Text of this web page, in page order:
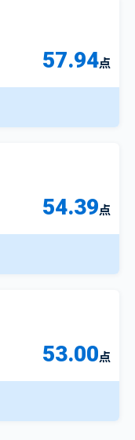
57.94点
54.39点
53.00点